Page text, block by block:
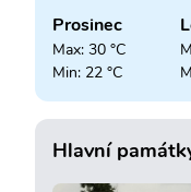
Prosinec
Max: 30 °C
Min: 22 °C
Hlavní